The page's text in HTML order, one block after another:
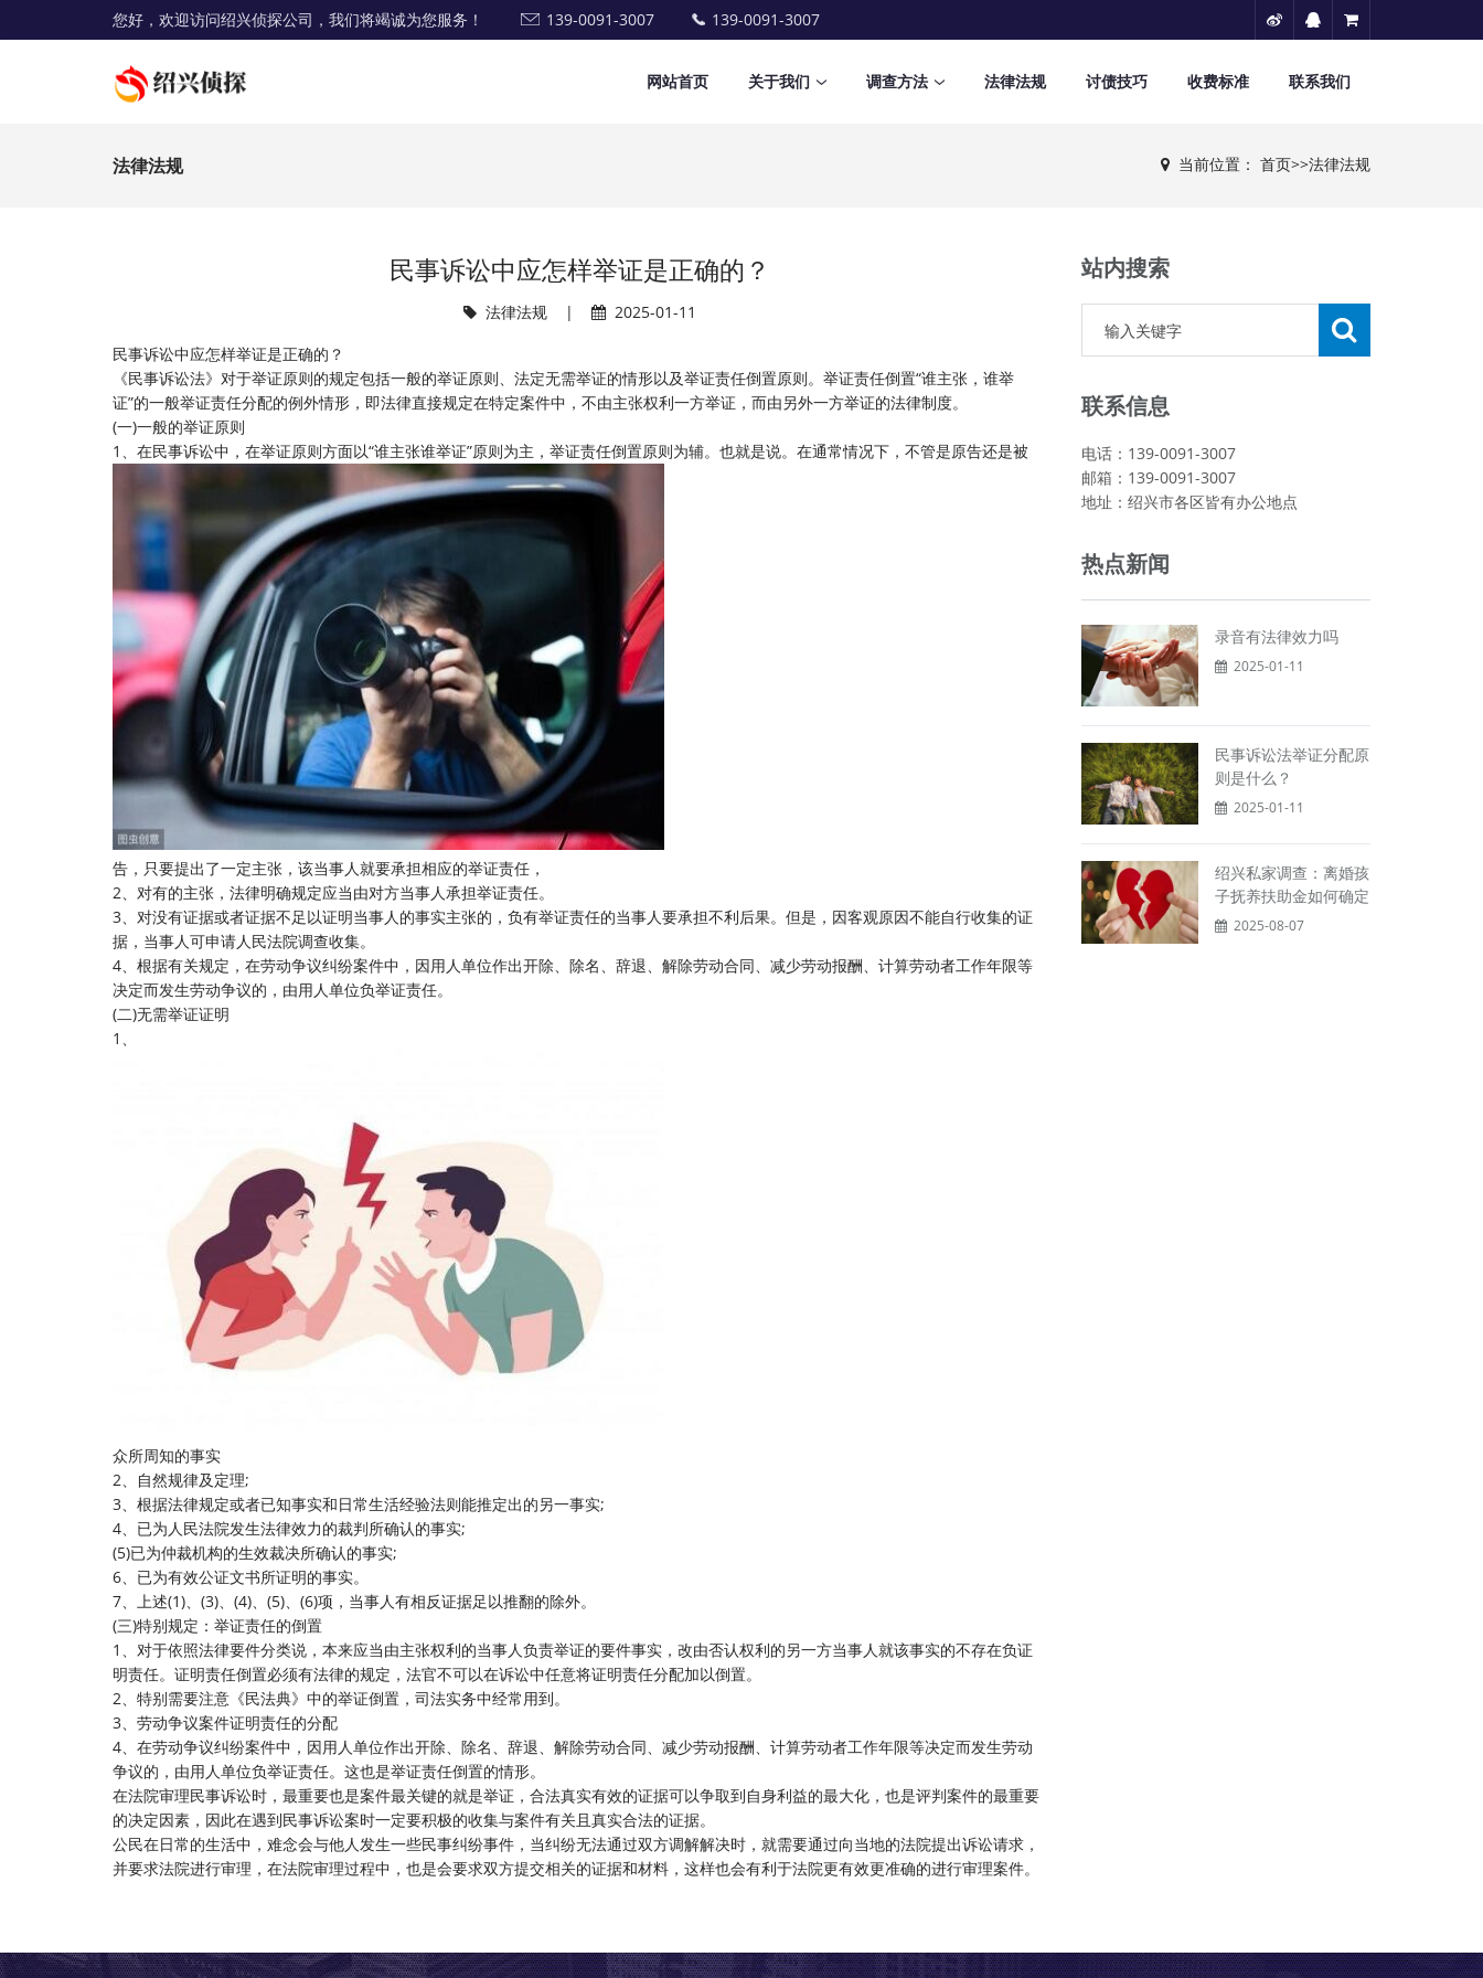
您好，欢迎访问绍兴侦探公司，我们将竭诚为您服务！ 139-0091-3007 139-0091-3007
网站首页 关于我们 调查方法 法律法规 讨债技巧 收费标准 联系我们
法律法规 当前位置： 首页>>法律法规
民事诉讼中应怎样举证是正确的？
法律法规 |
2025-01-11
民事诉讼中应怎样举证是正确的？
《民事诉讼法》对于举证原则的规定包括一般的举证原则、法定无需举证的情形以及举证责任倒置原则。举证责任倒置“谁主张，谁举
证”的一般举证责任分配的例外情形，即法律直接规定在特定案件中，不由主张权利一方举证，而由另外一方举证的法律制度。
(一)一般的举证原则
1、在民事诉讼中，在举证原则方面以“谁主张谁举证”原则为主，举证责任倒置原则为辅。也就是说。在通常情况下，不管是原告还是被
告，只要提出了一定主张，该当事人就要承担相应的举证责任，
2、对有的主张，法律明确规定应当由对方当事人承担举证责任。
3、对没有证据或者证据不足以证明当事人的事实主张的，负有举证责任的当事人要承担不利后果。但是，因客观原因不能自行收集的证
据，当事人可申请人民法院调查收集。
4、根据有关规定，在劳动争议纠纷案件中，因用人单位作出开除、除名、辞退、解除劳动合同、减少劳动报酬、计算劳动者工作年限等
决定而发生劳动争议的，由用人单位负举证责任。
(二)无需举证证明
1、
众所周知的事实
2、自然规律及定理;
3、根据法律规定或者已知事实和日常生活经验法则能推定出的另一事实;
4、已为人民法院发生法律效力的裁判所确认的事实;
(5)已为仲裁机构的生效裁决所确认的事实;
6、已为有效公证文书所证明的事实。
7、上述(1)、(3)、(4)、(5)、(6)项，当事人有相反证据足以推翻的除外。
(三)特别规定：举证责任的倒置
1、对于依照法律要件分类说，本来应当由主张权利的当事人负责举证的要件事实，改由否认权利的另一方当事人就该事实的不存在负证
明责任。证明责任倒置必须有法律的规定，法官不可以在诉讼中任意将证明责任分配加以倒置。
2、特别需要注意《民法典》中的举证倒置，司法实务中经常用到。
3、劳动争议案件证明责任的分配
4、在劳动争议纠纷案件中，因用人单位作出开除、除名、辞退、解除劳动合同、减少劳动报酬、计算劳动者工作年限等决定而发生劳动
争议的，由用人单位负举证责任。这也是举证责任倒置的情形。
在法院审理民事诉讼时，最重要也是案件最关键的就是举证，合法真实有效的证据可以争取到自身利益的最大化，也是评判案件的最重要
的决定因素，因此在遇到民事诉讼案时一定要积极的收集与案件有关且真实合法的证据。
公民在日常的生活中，难念会与他人发生一些民事纠纷事件，当纠纷无法通过双方调解解决时，就需要通过向当地的法院提出诉讼请求，
并要求法院进行审理，在法院审理过程中，也是会要求双方提交相关的证据和材料，这样也会有利于法院更有效更准确的进行审理案件。
站内搜索
联系信息
电话：139-0091-3007
邮箱：139-0091-3007
地址：绍兴市各区皆有办公地点
热点新闻
录音有法律效力吗
2025-01-11
民事诉讼法举证分配原
则是什么？
2025-01-11
绍兴私家调查：离婚孩
子抚养扶助金如何确定
2025-08-07